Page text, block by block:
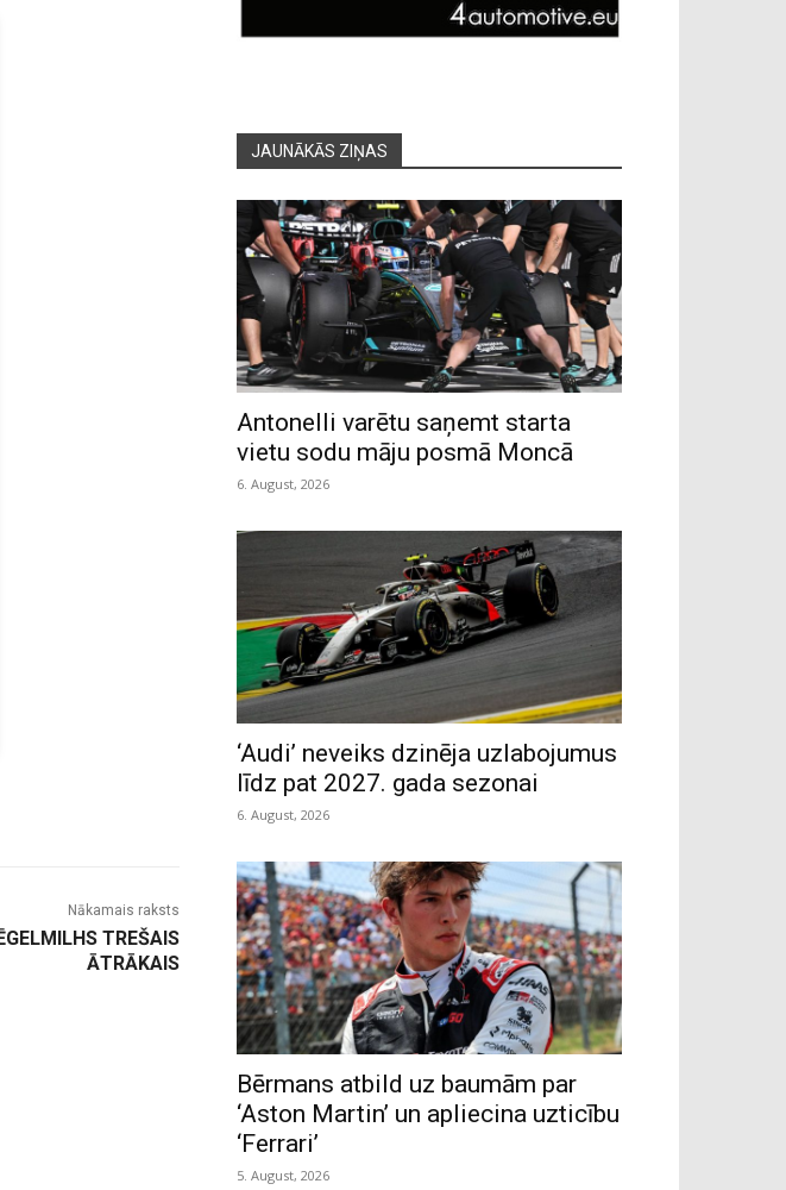
Nākamais raksts
TREŠAIS
ĀTRĀKAIS
JAUNĀKĀS ZIŅAS
Antonelli varētu saņemt starta
vietu sodu māju posmā Moncā
6. August, 2026
‘Audi’ neveiks dzinēja uzlabojumus
līdz pat 2027. gada sezonai
6. August, 2026
Bērmans atbild uz baumām par
‘Aston Martin’ un apliecina uzticību
‘Ferrari’
5. August, 2026